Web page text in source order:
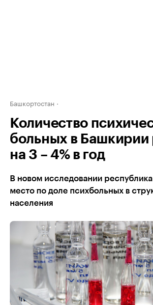
Башкортостан
Количество
больных в Башкирии
на 3 – 4% в год
В новом исследовании республика
место по доле психбольных в
населения